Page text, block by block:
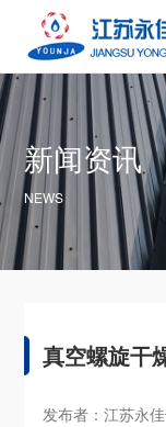
新闻资讯
NEWS
真空螺旋干
发布者：江苏永